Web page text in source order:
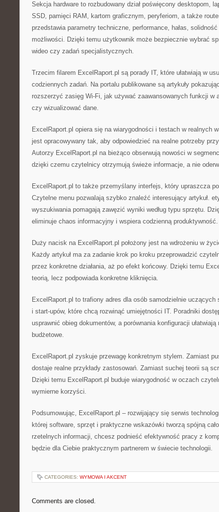
Sekcja hardware to rozbudowany dział poświęcony desktopom,
SSD, pamięci RAM, kartom graficznym, peryferiom, a także
przedstawia parametry techniczne, performance, hałas,
możliwości. Dzięki temu użytkownik może bezpiecznie wybrać
wideo czy zadań specjalistycznych.
Trzecim filarem ExcelRaport.pl są porady IT, które ułatwiają w
codziennych zadań. Na portalu publikowane są artykuły
rozszerzyć zasięg Wi-Fi, jak używać zaawansowanych funkcji w
czy wizualizować dane.
ExcelRaport.pl opiera się na wiarygodności i testach w realnych
jest opracowywany tak, aby odpowiedzieć na realne potrzeby
Autorzy ExcelRaport.pl na bieżąco obserwują nowości w
dzięki czemu czytelnicy otrzymują świeże informacje, a nie
ExcelRaport.pl to także przemyślany interfejs, który upraszcza
Czytelne menu pozwalają szybko znaleźć interesujący artykuł.
wyszukiwania pomagają zawęzić wyniki według typu sprzętu.
eliminuje chaos informacyjny i wspiera codzienną produktywność.
Duży nacisk na ExcelRaport.pl położony jest na wdrożeniu w
Każdy artykuł ma za zadanie krok po kroku przeprowadzić
przez konkretne działania, aż po efekt końcowy. Dzięki temu
teorią, lecz podpowiada konkretne kliknięcia.
ExcelRaport.pl to trafiony adres dla osób samodzielnie
i start-upów, które chcą rozwinąć umiejętności IT. Poradniki
usprawnić obieg dokumentów, a porównania konfiguracji
budżetowe.
ExcelRaport.pl zyskuje przewagę konkretnym stylem. Zamiast
dostaje realne przykłady zastosowań. Zamiast suchej teorii są
Dzięki temu ExcelRaport.pl buduje wiarygodność w oczach
wymierne korzyści.
Podsumowując, ExcelRaport.pl – rozwijający się serwis
której software, sprzęt i praktyczne wskazówki tworzą spójną
rzetelnych informacji, chcesz podnieść efektywność pracy z
będzie dla Ciebie praktycznym partnerem w świecie technologii.
CATEGORIES: WYMOWA I AKCENT
Comments are closed.